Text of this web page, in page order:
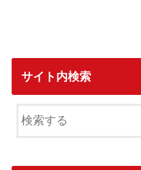
サイト内検索